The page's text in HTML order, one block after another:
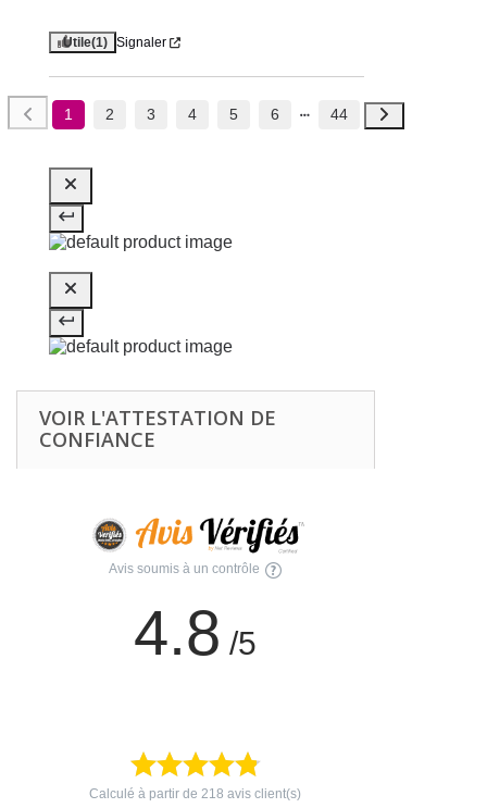
Utile(1) Signaler
1 2 3 4 5 6 44
VOIR L'ATTESTATION DE
CONFIANCE
Avis soumis à un contrôle
4.8 /5
Calculé à partir de218 avis client(s)